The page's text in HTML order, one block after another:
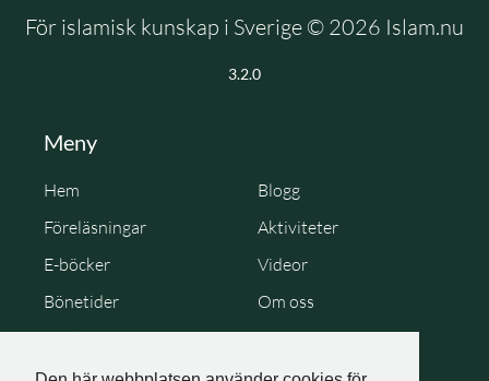
För islamisk kunskap i Sverige © 2026 Islam.nu
3.2.0
Meny
Hem
Blogg
Föreläsningar
Aktiviteter
E-böcker
Videor
Bönetider
Om oss
Cookie Policy
Personuppgiftspolicy